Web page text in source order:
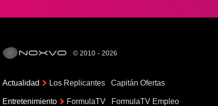
© 2010 - 2026
Actualidad Los Replicantes Capitán Ofertas
Entretenimiento FormulaTV
FormulaTV Empleo